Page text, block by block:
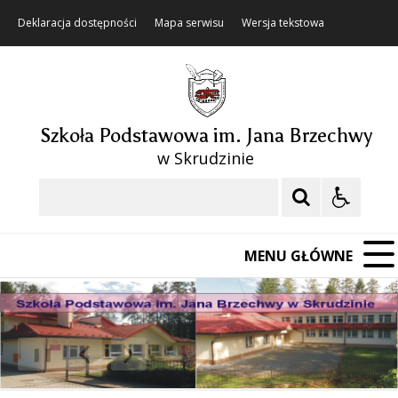
Deklaracja dostępności Mapa serwisu Wersja tekstowa
Szkoła Podstawowa im. Jana Brzechwy
w Skrudzinie
MENU GŁÓWNE
Poprzedni Element
Następny Element
❚❚